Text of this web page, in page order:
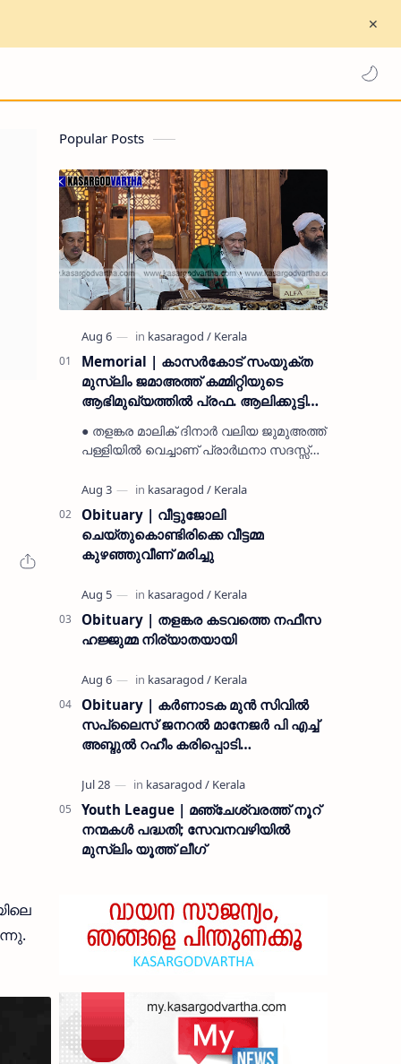
Popular Posts
Memorial | കാസർകോട് സംയുക്ത
മുസ്ലിം ജമാഅത്ത് കമ്മിറ്റിയുടെ
ആഭിമുഖ്യത്തിൽ പ്രഫ. ആലിക്കുട്ടി
മുസ്ലിയാർ അനുസ്മരണം നടത്തി
● തളങ്കര മാലിക് ദിനാർ വലിയ ജുമുഅത്ത്
പള്ളിയിൽ വെച്ചാണ് പ്രാർഥനാ സദസ്സ്
ഉമർ മുസ്ലിയാർ പരിപാടിക്ക് നേതൃത്വം
നൽകി കാസ…
Obituary | വീട്ടുജോലി
ചെയ്തുകൊണ്ടിരിക്കെ വീട്ടമ്മ
കുഴഞ്ഞുവീണ് മരിച്ചു
Obituary | തളങ്കര കടവത്തെ നഫീസ
ഹജ്ജുമ്മ നിര്യാതയായി
Obituary | കർണാടക മുൻ സിവില്‍
സപ്ലൈസ് ജനറൽ മാനേജർ പി എച്ച്
അബ്ദുൽ റഹീം കരിപ്പൊടി
Youth League | മഞ്ചേശ്വരത്ത് നൂറ്
നന്മകൾ പദ്ധതി; സേവനവഴിയിൽ
മുസ്ലിം യൂത്ത് ലീഗ്